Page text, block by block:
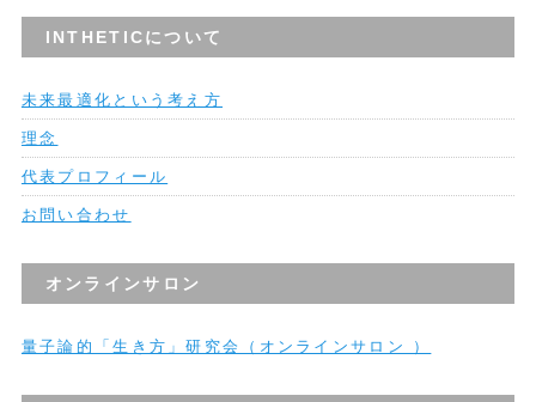
INTHETICについて
未来最適化という考え方
理念
代表プロフィール
お問い合わせ
オンラインサロン
量子論的「生き方」研究会（オンラインサロン ）